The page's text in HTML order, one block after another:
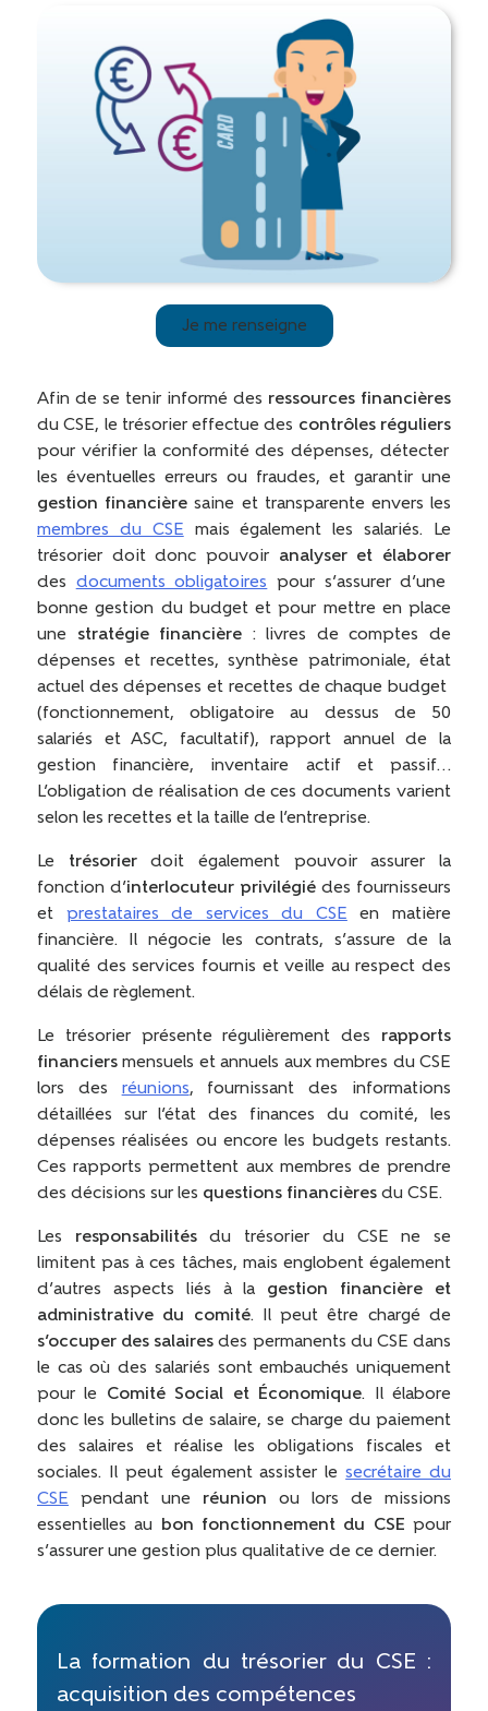
Je me renseigne
Afin de se tenir informé des ressources financières
du CSE, le trésorier effectue des contrôles réguliers
pour vérifier la conformité des dépenses, détecter
les éventuelles erreurs ou fraudes, et garantir une
gestion financière saine et transparente envers les
membres du CSE mais également les salariés. Le
trésorier doit donc pouvoir analyser et élaborer
des documents obligatoires pour s’assurer d’une
bonne gestion du budget et pour mettre en place
une stratégie financière : livres de comptes de
dépenses et recettes, synthèse patrimoniale, état
actuel des dépenses et recettes de chaque budget
(fonctionnement, obligatoire au dessus de 50
salariés et ASC, facultatif), rapport annuel de la
gestion financière, inventaire actif et passif…
L’obligation de réalisation de ces documents varient
selon les recettes et la taille de l’entreprise.
Le trésorierdoit également pouvoir assurer la
fonction d’interlocuteur privilégiédes fournisseurs
et prestataires de services du CSE en matière
financière. Il négocie les contrats, s’assure de la
qualité des services fournis et veille au respect des
délais de règlement.
Le trésorier présente régulièrement des rapports
financiers mensuels et annuels aux membres du CSE
lors des réunions, fournissant des informations
détaillées sur l’état des finances du comité, les
dépenses réalisées ou encore les budgets restants.
Ces rapports permettent aux membres de prendre
des décisions sur les questions financières du CSE.
Les responsabilitésdu trésorier du CSE ne se
limitent pas à ces tâches, mais englobent également
d’autres aspects liés à la gestion financière et
administrative du comité. Il peut être chargé de
s’occuper des salaires des permanents du CSE dans
le cas où des salariés sont embauchés uniquement
pour le Comité Social et Économique. Il élabore
donc les bulletins de salaire, se charge du paiement
des salaires et réalise les obligations fiscales et
sociales. Il peut également assister lesecrétaire du
CSE pendant une réunion ou lors de missions
essentielles au
bon fonctionnement du CSE pour
s’assurer une gestion plus qualitative de ce dernier.
La formation du trésorier du CSE :
acquisition des compétences